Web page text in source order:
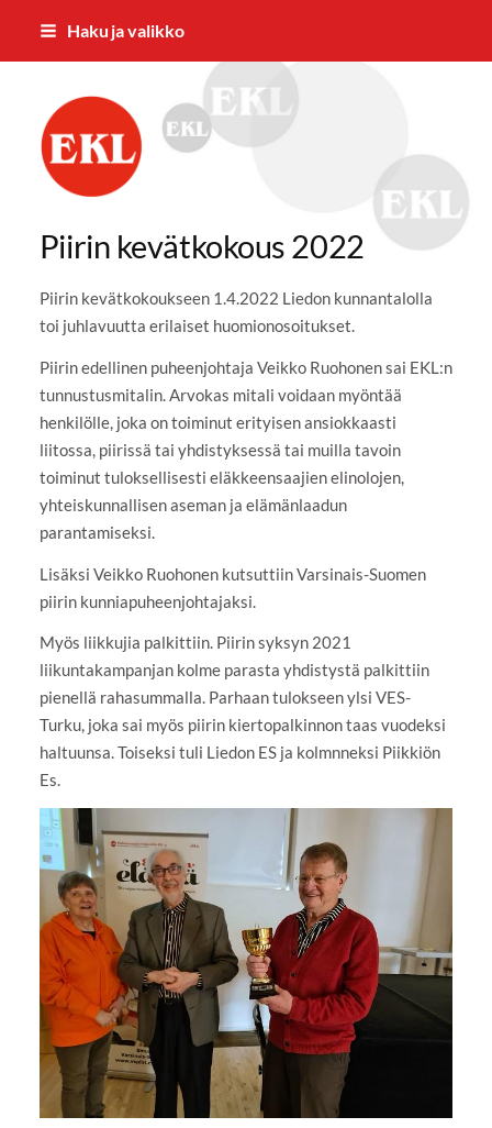
Siirry
Haku ja valikko
Eläkkeensaajien Keskusliiton
Piirin kevätkokous 2022
Piirin kevätkokoukseen 1.4.2022 Liedon kunnantalolla
toi juhlavuutta erilaiset huomionosoitukset.
Piirin edellinen puheenjohtaja Veikko Ruohonen sai EKL:n
tunnustusmitalin. Arvokas mitali voidaan myöntää
henkilölle, joka on toiminut erityisen ansiokkaasti
liitossa, piirissä tai yhdistyksessä tai muilla tavoin
toiminut tuloksellisesti eläkkeensaajien elinolojen,
yhteiskunnallisen aseman ja elämänlaadun
parantamiseksi.
Lisäksi Veikko Ruohonen kutsuttiin Varsinais-Suomen
piirin kunniapuheenjohtajaksi.
Myös liikkujia palkittiin. Piirin syksyn 2021
liikuntakampanjan kolme parasta yhdistystä palkittiin
pienellä rahasummalla. Parhaan tulokseen ylsi VES-
Turku, joka sai myös piirin kiertopalkinnon taas vuodeksi
haltuunsa. Toiseksi tuli Liedon ES ja kolmnneksi Piikkiön
Es.